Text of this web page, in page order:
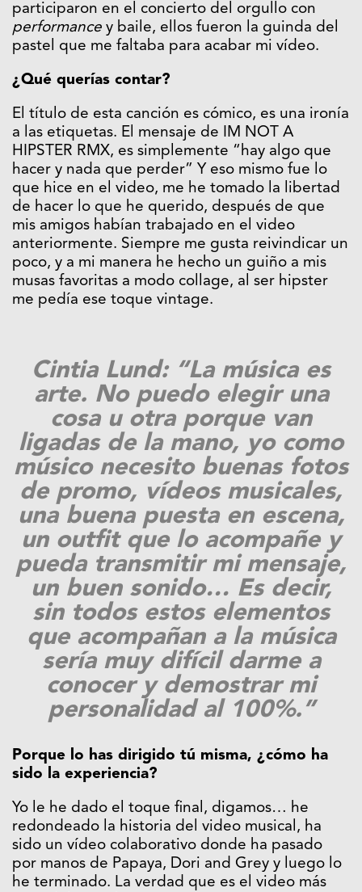
participaron en el concierto del orgullo con
performance y baile, ellos fueron la guinda del
pastel que me faltaba para acabar mi vídeo.
¿Qué querías contar?
El título de esta canción es cómico, es una ironía
a las etiquetas. El mensaje de IM NOT A
HIPSTER RMX, es simplemente “hay algo que
hacer y nada que perder” Y eso mismo fue lo
que hice en el video, me he tomado la libertad
de hacer lo que he querido, después de que
mis amigos habían trabajado en el video
anteriormente. Siempre me gusta reivindicar un
poco, y a mi manera he hecho un guiño a mis
musas favoritas a modo collage, al ser hipster
me pedía ese toque vintage.
Cintia Lund: “La música es
arte. No puedo elegir una
cosa u otra porque van
ligadas de la mano, yo como
músico necesito buenas fotos
de promo, vídeosmusicales,
una buena puesta en escena,
un outfit que lo acompañe y
pueda transmitir mi mensaje,
un buen sonido… Es decir,
sin todos estos elementos
que acompañan a la música
sería muy difícil darme a
conocer y demostrar mi
personalidad al 100%.”
Porque lo has dirigido tú misma, ¿cómo ha
sido la experiencia?
Yo le he dado el toque final, digamos… he
redondeado la historia del video musical, ha
sido un vídeo colaborativo donde ha pasado
por manos de Papaya, Dori and Grey y luego lo
he terminado. La verdad que es el video más